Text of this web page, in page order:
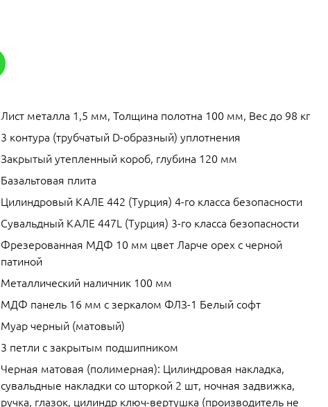
Лист металла 1,5 мм, Толщина полотна 100 мм, Вес до 98 кг
3 контура (трубчатый D-образный) уплотнения
Закрытый утепленный короб, глубина 120 мм
Базальтовая плита
Цилиндровый КАЛЕ 442 (Турция) 4-го класса безопасности
Сувальдный КАЛЕ 447L (Турция) 3-го класса безопасности
Фрезерованная МДФ 10 мм цвет Ларче орех с черной
патиной
Металлический наличник 100 мм
МДФ панель 16 мм с зеркалом ФЛЗ-1 Белый софт
Муар черный (матовый)
3 петли с закрытым подшипником
Черная матовая (полимерная): Цилиндровая накладка,
сувальдные накладки со шторкой 2 шт, ночная задвижка,
ручка, глазок, цилиндр ключ-вертушка (производитель не